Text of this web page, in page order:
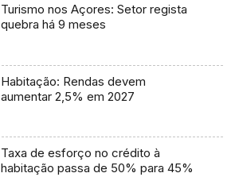
Turismo nos Açores: Setor regista
quebra há 9 meses
Habitação: Rendas devem
aumentar 2,5% em 2027
Taxa de esforço no crédito à
habitação passa de 50% para 45%